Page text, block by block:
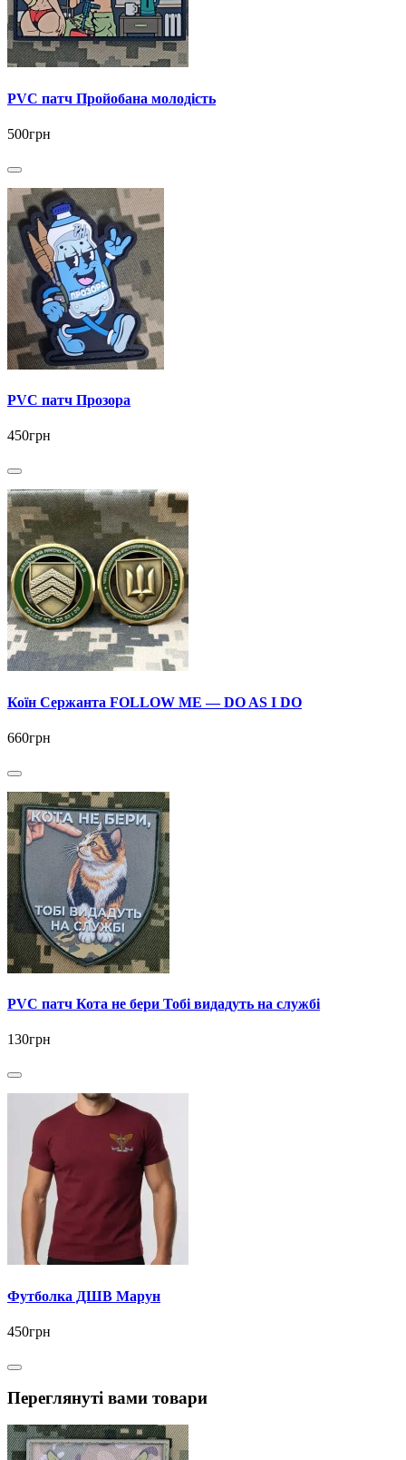
PVC патч Пройобана молодість
500грн
PVC патч Прозора
450грн
Коїн Сержанта FOLLOW ME — DO AS I DO
660грн
PVC патч Кота не бери Тобі видадуть на службі
130грн
Футболка ДШВ Марун
450грн
Переглянуті вами товари